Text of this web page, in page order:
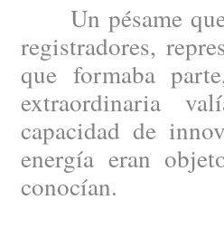
Un pésame que
registradores,
que formaba
extraordinaria
capacidad de
energía eran
conocían.